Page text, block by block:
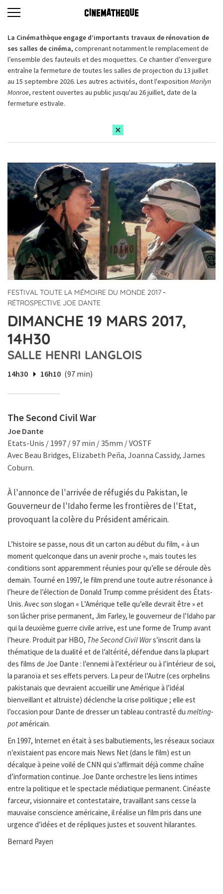
La Cinémathèque engage d’importants travaux de rénovation de
ses salles de cinéma, comprenant notamment le remplacement de
l’ensemble des fauteuils et des moquettes. Ce chantier d’envergure
entraîne la fermeture de toutes les salles de projection du 13 juillet
au 15 septembre 2026. Les autres activités, dont l'exposition Marilyn
Monroe, restent ouvertes au public jusqu'au 26 juillet, date de la
fermeture estivale.
FESTIVAL TOUTE LA MÉMOIRE DU MONDE 2017 -
RÉTROSPECTIVE JOE DANTE
DIMANCHE 19 MARS 2017,
14H30
SALLE HENRI LANGLOIS
14h30 16h10 (97 min)
The Second Civil War
Joe Dante
Etats-Unis / 1997 / 97 min / 35mm / VOSTF
Avec Beau Bridges, Elizabeth Peña, Joanna Cassidy, James
Coburn.
À l'annonce de l'arrivée de réfugiés du Pakistan, le
Gouverneur de l'Idaho ferme les frontières de l'Etat,
provoquant la colère du Président américain.
L’histoire se passe, nous dit un carton au début du film, « à un
moment quelconque dans un avenir proche », mais toutes les
conditions sont apparemment réunies pour qu’elle se déroule dès
demain. Tourné en 1997, le film prend une toute autre résonance à
l’heure de l’élection de Donald Trump comme président des États-
Unis. Avec son slogan « L’Amérique telle qu’elle devrait être » et
son lâcher prise permanent, Jim Farley, le gouverneur de l’Idaho par
qui la deuxième guerre civile arrive, est une forme de Trump avant
l’heure. Produit par HBO, The Second Civil Wars’inscrit dans la
thématique de la dualité et de l’altérité, défendue dans la plupart
des films de Joe Dante : l’ennemi à l’extérieur ou à l’intérieur de soi,
la paranoïa et ses effets pervers. La peur de l’Autre (ces orphelins
pakistanais que devraient accueillir une Amérique à l’idéal
bienveillant et altruiste) déclenche la crise politique ; elle est
l’occasion pour Dante de dresser un tableau contrasté du melting-
potaméricain.
En 1997, Internet en était à ses balbutiements, les réseaux sociaux
n’existaient pas encore mais News Net (dans le film) est un
décalque à peine voilé de CNN qui s’affirmait déjà comme chaîne
d’information continue. Joe Dante orchestre les liens intimes
entre la politique et le spectacle médiatique permanent. Cinéaste
farceur, visionnaire et contestataire, travaillant sans cesse la
mauvaise conscience américaine, il réalise un film pris dans une
urgence d’idées et de répliques justes et souvent hilarantes.
Bernard Payen